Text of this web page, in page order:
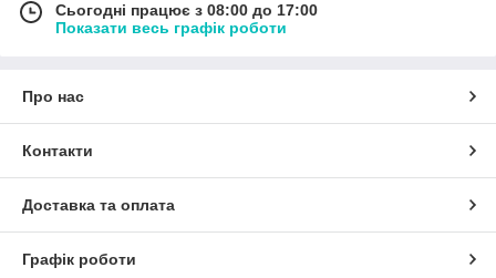
Сьогодні працює з 08:00 до 17:00
Показати весь графік роботи
Про нас
Контакти
Доставка та оплата
Графік роботи